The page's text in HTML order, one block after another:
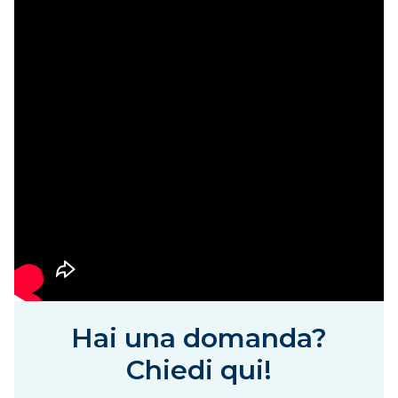
Hai una domanda?
Chiedi qui!